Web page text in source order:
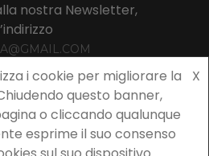
nostra Newsletter,
| All rights reserved La Voce
i cookie per migliorare la
questo banner,
o cliccando qualunque
esprime il suo consenso
X